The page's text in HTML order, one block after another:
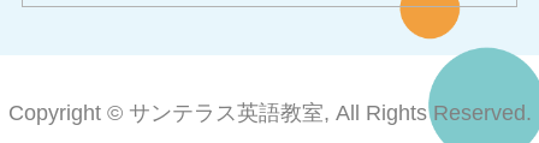
Copyright © サンテラス英語教室, All Rights Reserved.